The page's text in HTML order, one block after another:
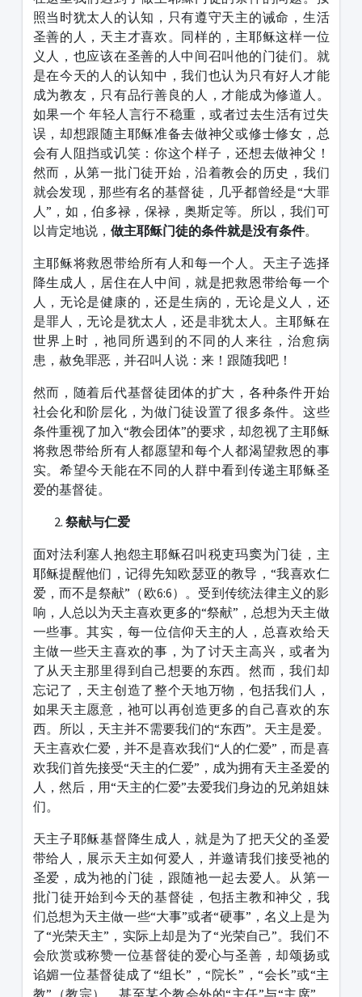
照当时犹太人的认知，只有遵守天主的诫命，生活
圣善的人，天主才喜欢。同样的，主耶稣这样一位
义人，也应该在圣善的人中间召叫他的门徒们。就
是在今天的人的认知中，我们也认为只有好人才能
成为教友，只有品行善良的人，才能成为修道人。
如果一个 年轻人言行不稳重，或者过去生活有过失
误，却想跟随主耶稣准备去做神父或修士修女，总
会有人阻挡或讥笑：你这个样子，还想去做神父！
然而，从第一批门徒开始，沿着教会的历史，我们
就会发现，那些有名的基督徒，几乎都曾经是“大罪
人”，如，伯多禄，保禄，奥斯定等。所以，我们可
以肯定地说， 做主耶稣门徒的条件就是没有条件。
主耶稣将救恩带给所有人和每一个人。天主子选择
降生成人，居住在人中间，就是把救恩带给每一个
人，无论是健康的，还是生病的，无论是义人，还
是罪人，无论是犹太人，还是非犹太人。主耶稣在
世界上时，祂同所遇到的不同的人来往，治愈病
患，赦免罪恶，并召叫人说：来！跟随我吧！
然而，随着后代基督徒团体的扩大，各种条件开始
社会化和阶层化，为做门徒设置了很多条件。这些
条件重视了加入“教会团体”的要求，却忽视了主耶稣
将救恩带给所有人都愿望和每个人都渴望救恩的事
实。希望今天能在不同的人群中看到传递主耶稣圣
爱的基督徒。
祭献与仁爱
面对法利塞人抱怨主耶稣召叫税吏玛窦为门徒，主
耶稣提醒他们，记得先知欧瑟亚的教导，“我喜欢仁
爱，而不是祭献”（欧6:6）。受到传统法律主义的影
响，人总以为天主喜欢更多的“祭献”，总想为天主做
一些事。其实，每一位信仰天主的人，总喜欢给天
主做一些天主喜欢的事，为了讨天主高兴，或者为
了从天主那里得到自己想要的东西。然而，我们却
忘记了，天主创造了整个天地万物，包括我们人，
如果天主愿意，祂可以再创造更多的自己喜欢的东
西。所以，天主并不需要我们的“东西”。天主是爱。
天主喜欢仁爱，并不是喜欢我们“人的仁爱”，而是喜
欢我们首先接受“天主的仁爱”，成为拥有天主圣爱的
人，然后，用“天主的仁爱”去爱我们身边的兄弟姐妹
们。
天主子耶稣基督降生成人，就是为了把天父的圣爱
带给人，展示天主如何爱人，并邀请我们接受祂的
圣爱，成为祂的门徒，跟随祂一起去爱人。从第一
批门徒开始到今天的基督徒，包括主教和神父，我
们总想为天主做一些“大事”或者“硬事”，名义上是为
了“光荣天主”，实际上却是为了“光荣自己”。我们不
会欣赏或称赞一位基督徒的爱心与圣善，却颂扬或
谄媚一位基督徒成了“组长”，“院长”，“会长”或“主
教”（教宗），甚至某个教会外的“主任”与“主席”，